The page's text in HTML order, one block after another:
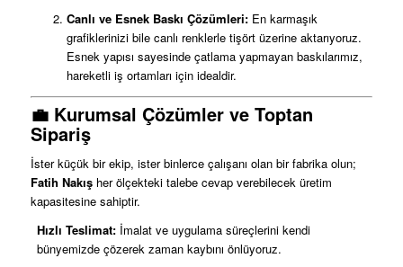
Canlı ve Esnek Baskı Çözümleri:En karmaşık
grafiklerinizi bile canlı renklerle tişört üzerine aktarıyoruz.
Esnek yapısı sayesinde çatlama yapmayan baskılarımız,
hareketli iş ortamları için idealdir.
💼 Kurumsal Çözümler ve Toptan
Sipariş
İster küçük bir ekip, ister binlerce çalışanı olan bir fabrika olun;
Fatih Nakışher ölçekteki talebe cevap verebilecek üretim
kapasitesine sahiptir.
Hızlı Teslimat:İmalat ve uygulama süreçlerini kendi
bünyemizde çözerek zaman kaybını önlüyoruz.